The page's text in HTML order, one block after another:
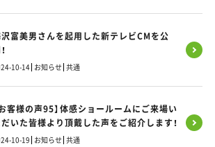
富美男さんを起用した新テレビCMを公
10-14 お知らせ 共通
お客様の声95】体感ショールームにご来場い
いた皆様より頂戴した声をご紹介します！
10-19 お知らせ 共通